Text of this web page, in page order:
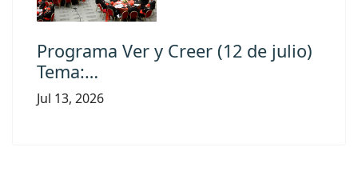
Programa Ver y Creer (12 de julio)
Tema:…
Jul 13, 2026